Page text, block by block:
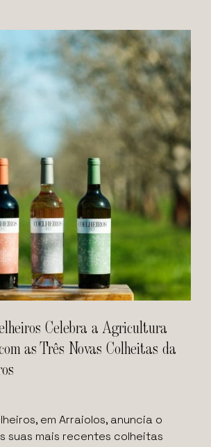
Celebra a Agricultura
as Três Novas Colheitas da
em Arraiolos, anuncia o
suas mais recentes colheitas